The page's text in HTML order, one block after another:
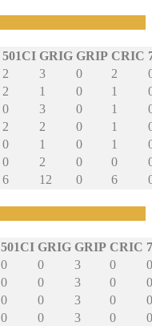
501CI GRIG GRIP CRIC
2 3 0 2
2 1 0 1
0 3 0 1
2 2 0 1
0 1 0 1
0 2 0 0
6 12 0 6
501CI GRIG GRIP CRIC
0 0 3 0
0
0 0 3 0
0
0 0 3 0
0
0 0 3 0
0